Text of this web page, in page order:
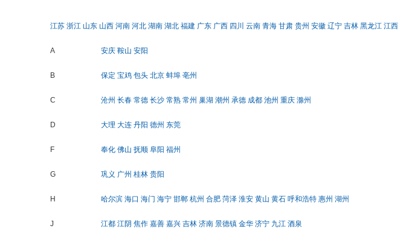
江苏 浙江 山东 山西 河南 河北 湖南 湖北 福建 广东 广西 四川 云南 青海 甘肃 贵州 安徽 辽宁 吉林 黑龙江 江西
A 安庆 鞍山 安阳
B 保定 宝鸡 包头 北京 蚌埠 亳州
C 沧州 长春 常德 长沙 常熟 常州 巢湖 潮州 承德 成都 池州 重庆 滁州
D 大理 大连 丹阳 德州 东莞
F 奉化 佛山 抚顺 阜阳 福州
G 巩义 广州 桂林 贵阳
H 哈尔滨 海口 海门 海宁 邯郸 杭州 合肥 菏泽 淮安 黄山 黄石 呼和浩特 惠州 湖州
J 江都 江阴 焦作 嘉善 嘉兴 吉林 济南 景德镇 金华 济宁 九江 酒泉